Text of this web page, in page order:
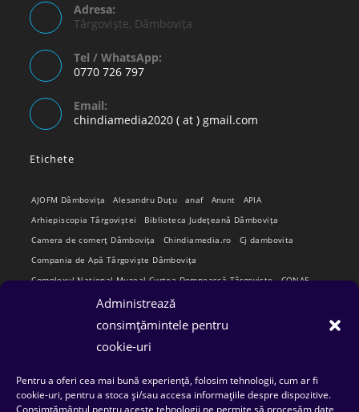
Administrează
consimțămintele pentru
cookie-uri
Pentru a oferi cea mai bună experiență, folosim tehnologii, cum ar fi
cookie-uri, pentru a stoca și/sau accesa informațiile despre dispozitive.
Consimțământul pentru aceste tehnologii ne permite să procesăm date,
Adresa:
Târgoviște, Dâmbovița
Tel / WhatsApp:
0770 726 797
in
your
Email:
chindiamedia2020 ( at ) gmail.com
Etichete
AJOFM Dâmbovița Alesandru Duțu anaf Anunt
APIA
Arhiepiscopia Târgoviștei
Biblioteca Județeană Dâmbovița
Camera de comerț Dâmbovița
Chindiamedia.ro
Cj dambovita
Compania de Apă Târgoviște Dâmbovița
Complexul Național Muzeal Curtea Domnească Târgoviște
CONAF
Cornel Marculescu
Dâmbovița
Editorial
Editorial Cornel Marculescu
Editorial literar
Guvern
ITM Dambovita
JURNAL DE CĂLĂTORIE
Laurențiu Ștefan Szemkovics
MApN
Ministerul Educației ministerul sanatatii Nu-ți uita istoria